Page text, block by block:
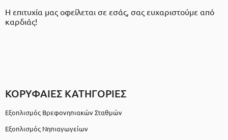
Η επιτυχία μας οφείλεται σε εσάς, σας ευχαριστούμε από
καρδιάς!
ΚΟΡΥΦΑΙΕΣ ΚΑΤΗΓΟΡΙΕΣ
Εξοπλισμός Βρεφονηπιακών Σταθμών
Εξοπλισμός Νηπιαγωγείων